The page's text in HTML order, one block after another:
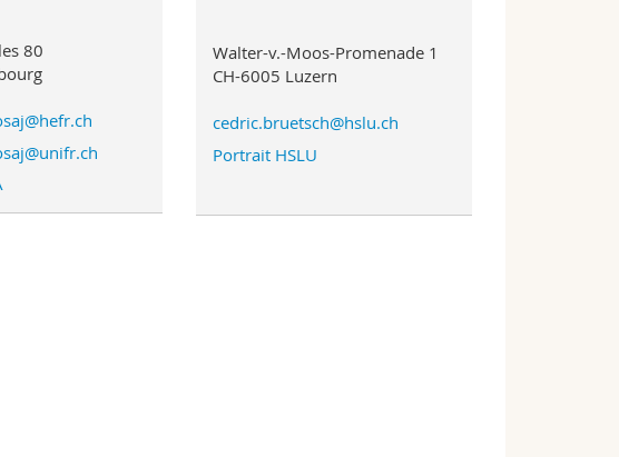
80
Walter-v.-Moos-Promenade 1
CH-6005 Luzern
cedric.bruetsch@hslu.ch
Portrait HSLU